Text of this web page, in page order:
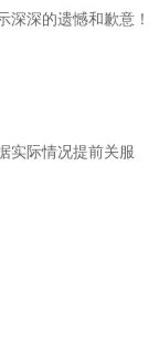
深深的遗憾和歉意！
实际情况提前关服